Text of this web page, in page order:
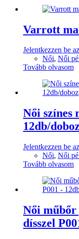
Varrott
Jelentkezzen be
Női, Női
Tovább olvasom
Női színes
12db/doboz
Jelentkezzen be
Női, Női
Tovább olvasom
Női
dísszel